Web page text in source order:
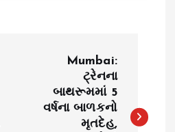
Mumbai:
ટ્રેનના
બાથરૂમમાં 5
વર્ષના બાળકનો
મૃતદેહ,